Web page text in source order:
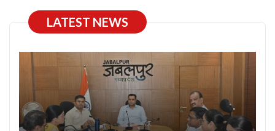
LATEST NEWS